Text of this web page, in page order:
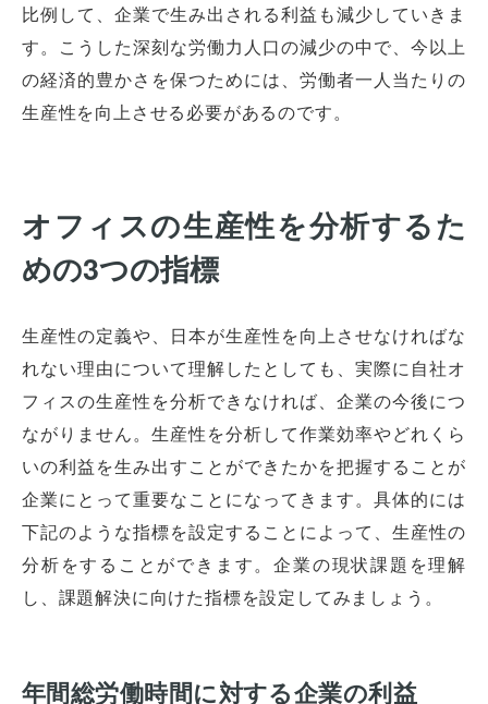
比例して、企業で生み出される利益も減少していきま
す。こうした深刻な労働力人口の減少の中で、今以上
の経済的豊かさを保つためには、労働者一人当たりの
生産性を向上させる必要があるのです。
オフィスの生産性を分析するた
めの3つの指標
生産性の定義や、日本が生産性を向上させなければな
れない理由について理解したとしても、実際に自社オ
フィスの生産性を分析できなければ、企業の今後につ
ながりません。生産性を分析して作業効率やどれくら
いの利益を生み出すことができたかを把握することが
企業にとって重要なことになってきます。具体的には
下記のような指標を設定することによって、生産性の
分析をすることができます。企業の現状課題を理解
し、課題解決に向けた指標を設定してみましょう。
年間総労働時間に対する企業の利益